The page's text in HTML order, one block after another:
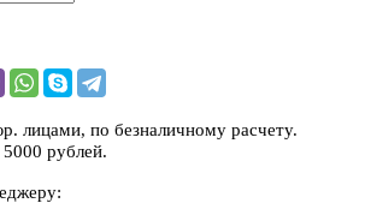
лицами, по безналичному расчету.
рублей.